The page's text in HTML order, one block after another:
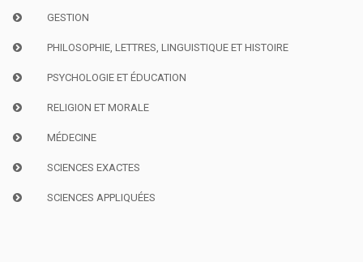
GESTION
PHILOSOPHIE, LETTRES, LINGUISTIQUE ET HISTOIRE
PSYCHOLOGIE ET ÉDUCATION
RELIGION ET MORALE
MÉDECINE
SCIENCES EXACTES
SCIENCES APPLIQUÉES